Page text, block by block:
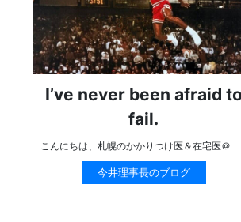
I’ve never been afraid to
fail.
こんにちは、札幌のかかりつけ医＆在宅医＠
今井理事長のブログ